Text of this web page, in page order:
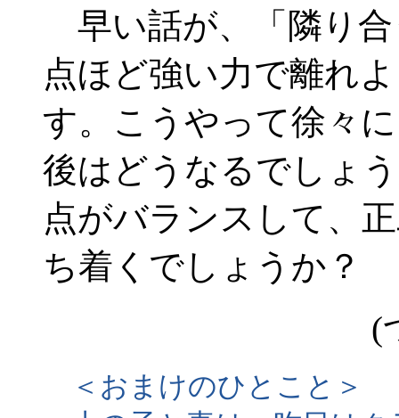
早い話が、「隣り
点ほど強い力で離れ
す。こうやって徐々
後はどうなるでしょ
点がバランスして、
ち着くでしょうか？
(
＜おまけのひとこと＞